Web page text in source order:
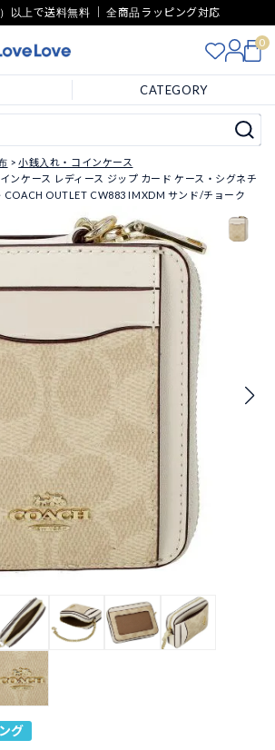
以上で送料無料 ｜ 全商品ラッピング対応
0
CATEGORY
小銭入れ・コインケース
ンケース レディース ジップ カード ケース・シグネチ
COACH OUTLET CW883 IMXDM サンド/チョーク
グ